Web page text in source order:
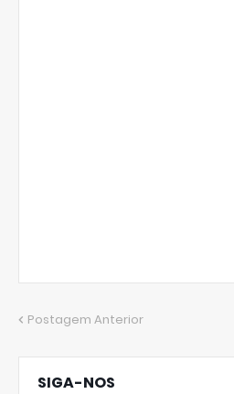
Postagem Anterior
SIGA-NOS